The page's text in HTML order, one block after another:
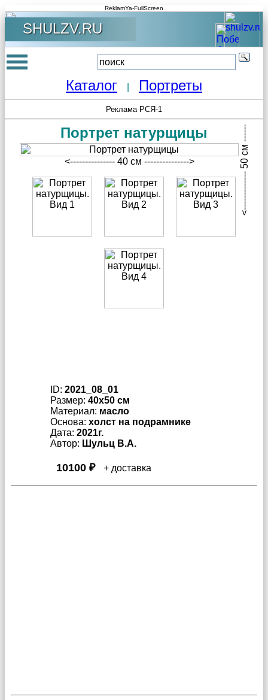
ReklamYa-FullScreen
SHULZV.RU
Каталог Портреты
Реклама РСЯ-1
Портрет натурщицы
<--------------- 40 см ---------------> <------------- 50 см -------------->
ID: 2021_08_01
Размер: 40x50 см
Материал: масло
Основа: холст на подрамнике
Дата: 2021г.
Автор: Шульц В.А.
10100 ₽ + доставка